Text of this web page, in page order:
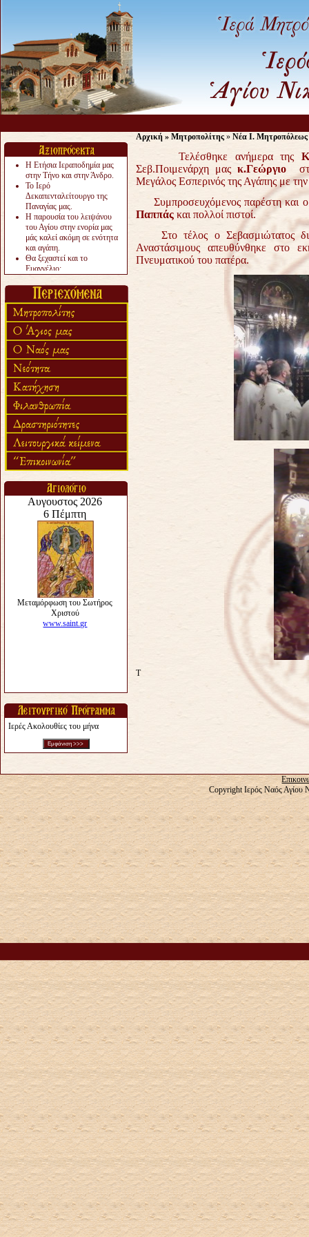
Η Ετήσια Ιεραποδημία μας
στην Τήνο και στην Άνδρο.
Το Ιερό
Δεκαπενταλείτουργο της
Παναγίας μας.
Η παρουσία του λειψάνου
του Αγίου στην ενορία μας
μάς καλεί ακόμη σε ενότητα
και αγάπη.
Θα ξεχαστεί και το
Ευαγγέλιο;
«πολύ αργά».
Ζητείται....
Ιερές Ακολουθίες του μήνα
Αρχική » Μητροπολίτης » Νέα Ι. Μητροπόλεως
Τελέσθηκε ανήμερα της
Σεβ.Ποιμενάρχη μαςκ.Γεώργιο
Μεγάλος Εσπερινός της Αγάπης με
Συμπροσευχόμενος παρέστη και
Παππάς και πολλοί πιστοί.
Στο τέλος ο Σεβασμιώτατος
Αναστάσιμους απευθύνθηκε στο
Πνευματικού του πατέρα.
T
Copyright Ιερός Ναός Αγίου